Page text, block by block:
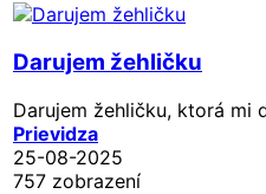
Darujem žehličku
Darujem žehličku, ktorá mi
Prievidza
25-08-2025
757 zobrazení